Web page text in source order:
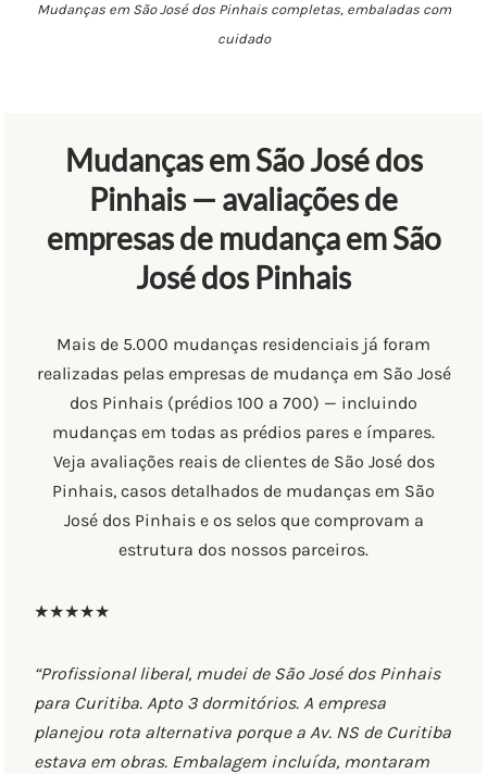
Mudanças em São José dos Pinhais completas, embaladas com
cuidado
Mudanças em São José dos
Pinhais — avaliações de
empresas de mudança em São
José dos Pinhais
Mais de 5.000 mudanças residenciais já foram
realizadas pelas empresas de mudança em São José
dos Pinhais (prédios 100 a 700) — incluindo
mudanças em todas as prédios pares e ímpares.
Veja avaliações reais de clientes de São José dos
Pinhais, casos detalhados de mudanças em São
José dos Pinhais e os selos que comprovam a
estrutura dos nossos parceiros.
★★★★★
“Profissional liberal, mudei de São José dos Pinhais
para Curitiba. Apto 3 dormitórios. A empresa
planejou rota alternativa porque a Av. NS de Curitiba
estava em obras. Embalagem incluída, montaram